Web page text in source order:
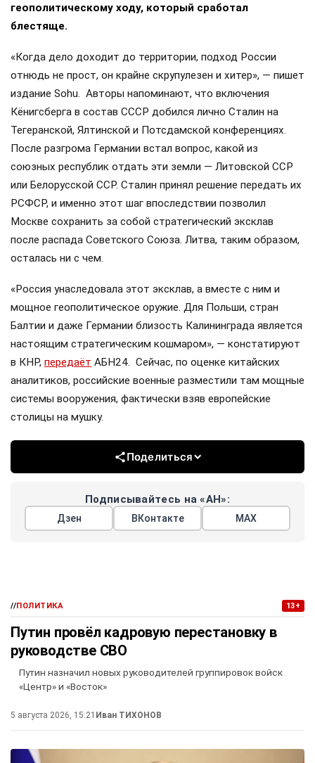
геополитическому ходу, который сработал
блестяще.
«Когда дело доходит до территории, подход России
отнюдь не прост, он крайне скрупулезен и хитер», — пишет
издание Sohu. Авторы напоминают, что включения
Кёнигсберга в состав СССР добился лично Сталин на
Тегеранской, Ялтинской и Потсдамской конференциях.
После разгрома Германии встал вопрос, какой из
союзных республик отдать эти земли — Литовской ССР
или Белорусской ССР. Сталин принял решение передать их
РСФСР, и именно этот шаг впоследствии позволил
Москве сохранить за собой стратегический эксклав
после распада Советского Союза. Литва, таким образом,
осталась ни с чем.
«Россия унаследовала этот эксклав, а вместе с ним и
мощное геополитическое оружие. Для Польши, стран
Балтии и даже Германии близость Калининграда является
настоящим стратегическим кошмаром», — констатируют
в КНР, передаёт АБН24. Сейчас, по оценке китайских
аналитиков, российские военные разместили там мощные
системы вооружения, фактически взяв европейские
столицы на мушку.
Поделиться
Подписывайтесь на «АН»:
Дзен ВКонтакте МАХ
//ПОЛИТИКА 13+
Путин провёл кадровую перестановку в
руководстве СВО
Путин назначил новых руководителей группировок войск
«Центр» и «Восток»
5 августа 2026, 15:21 Иван ТИХОНОВ